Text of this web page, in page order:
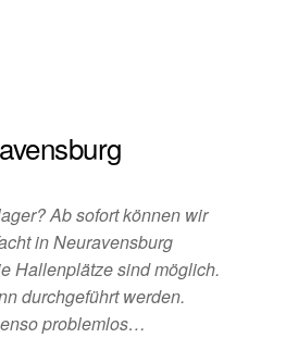
Ab sofort können wir
in Neuravensburg
Hallenplätze sind möglich.
durchgeführt werden.
problemlos…